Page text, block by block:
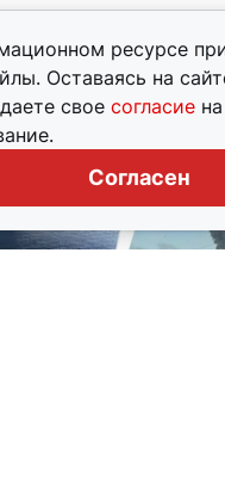
ресурсе
Оставаясь на
свое согласие
Согласен